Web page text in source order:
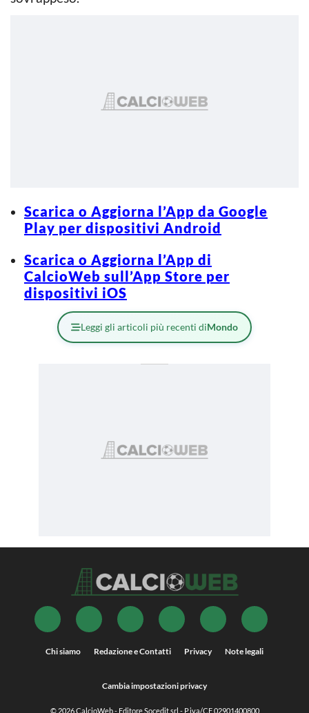
Scarica o Aggiorna l’App da Google
Play per dispositivi Android
Scarica o Aggiorna l’App di
CalcioWeb sull’App Store per
dispositivi iOS
Leggi gli articoli più recenti diMondo
Chi siamo Redazione e Contatti Privacy Note legali
Cambia impostazioni privacy
© 2026CalcioWeb- Editore Socedit srl - P.iva/CF 02901400800